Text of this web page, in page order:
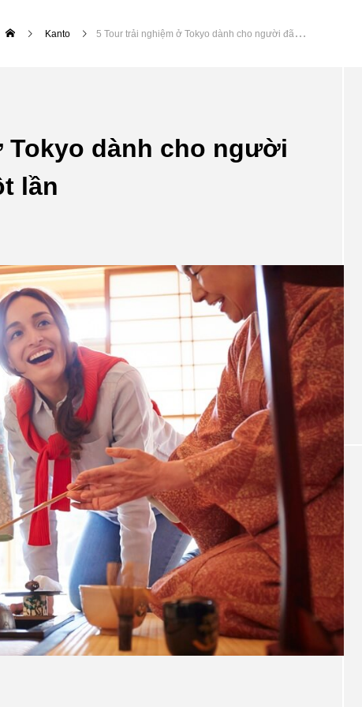
Kanto 5 Tour trải nghiệm ở Tokyo dành cho người đã đến Nhật hơn một lần
Tokyo dành cho người
lần
phổ biến ở q
(Gợi ý cho du khách nước ngoài) TOP 20
lễ hội Nhật Bản